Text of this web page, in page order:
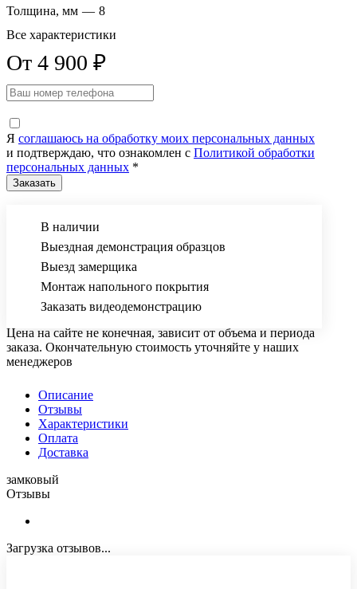
Толщина, мм — 8
Все характеристики
От 4 900 ₽
Я соглашаюсь на обработку моих персональных данных
и подтверждаю, что ознакомлен с Политикой обработки
персональных данных *
В наличии
Выездная демонстрация образцов
Выезд замерщика
Монтаж напольного покрытия
Заказать видеодемонстрацию
Цена на сайте не конечная, зависит от объема и периода
заказа. Окончательную стоимость уточняйте у наших
менеджеров
Описание
Отзывы
Характеристики
Оплата
Доставка
замковый
Отзывы
Загрузка отзывов...